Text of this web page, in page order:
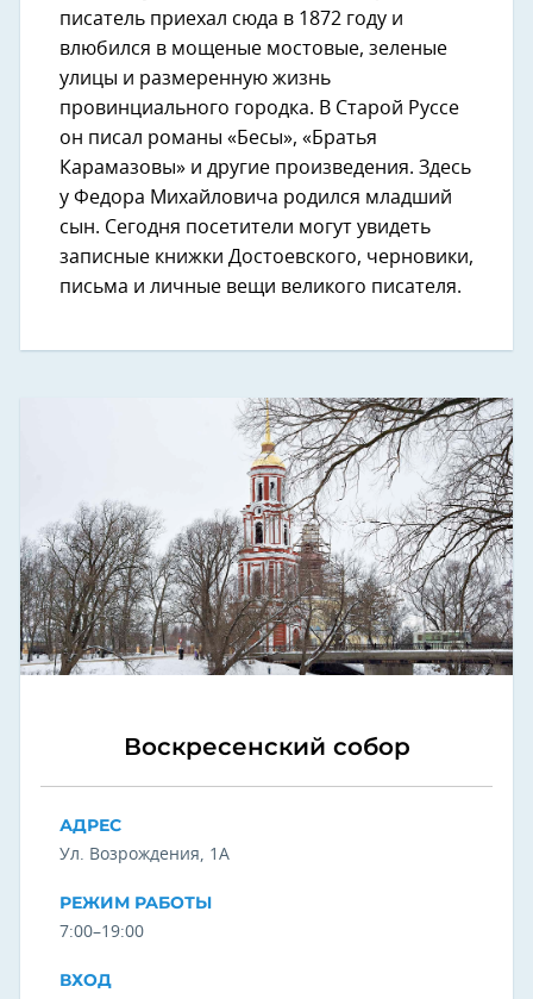
писатель приехал сюда в 1872 году и
влюбился в мощеные мостовые, зеленые
улицы и размеренную жизнь
провинциального городка. В Старой Руссе
он писал романы «Бесы», «Братья
Карамазовы» и другие произведения. Здесь
у Федора Михайловича родился младший
сын. Сегодня посетители могут увидеть
записные книжки Достоевского, черновики,
письма и личные вещи великого писателя.
Воскресенский собор
АДРЕС
Ул. Возрождения, 1А
РЕЖИМ РАБОТЫ
7:00–19:00
ВХОД